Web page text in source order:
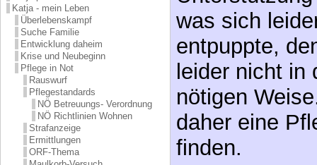
Katja - mein Leben
Überlebenskampf
Suche Familie
Entwicklung daheim
Krise und Neubeginn
Pflege in Not
Rauswurf
Pflegestandards
NÖ Betreuungs- Verordnung
NÖ Richtlinien Wohnen
Strafanzeige
Ermittlungen
ORF-Thema
entpuppte,
leider nicht in
nötigen
daher eine
finden.